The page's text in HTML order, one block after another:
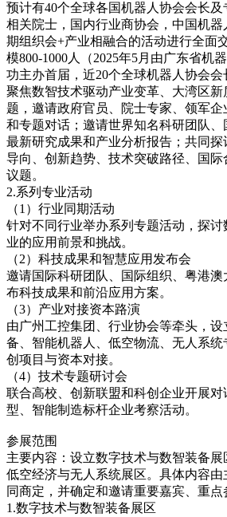
预计有40个全球各国机器人协会会长
相关院士，国内行业商协会，中国机器
期组织会+产业相融合的活动进行全面
模800-1000人（2025年5月由广东省机
功主办首届，近20个全球机器人协会会
聚焦数智技术驱动产业变革、大湾区
题，邀请政府官员、院士专家、领军
和专题对话；邀请世界知名科研团队
最新研究成果和产业分析报告；共同
导向、创新趋势、技术突破路径、国
议题。
2.系列专业活动
（1）行业同期活动
针对不同行业举办系列专题活动，探
业的应用前景和挑战。
（2）科技成果和智慧应用发布会
邀请国际科研团队、国际组织、粤港
布科技成果和前沿应用方案。
（3）产业对接资本路演
由广州工控集团、行业协会等牵头，
备、智能机器人、低空物流、无人系
创项目与资本对接。
（4）技术专题研讨会
联合高校、创新联盟和科创企业开展
型、智能制造标杆企业考察活动。
参展范围
主要内容：设立数字技术与数智装备展
低空经济与无人系统展区。具体内容
同商定，并确定和邀请重要嘉宾、重点
1.数字技术与数智装备展区